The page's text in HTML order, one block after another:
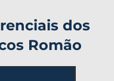
dos
Romão